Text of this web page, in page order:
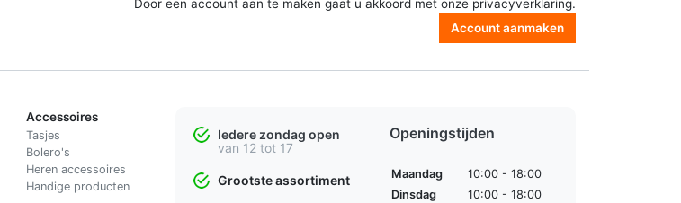
Door een account aan te maken gaat u akkoord met onze privacyverklaring.
Account aanmaken
Accessoires
Tasjes
Bolero's
Heren accessoires
Handige producten
Iedere zondag open
van 12 tot 17
Grootste assortiment
Openingstijden
Maandag
10:00 - 18:00
Dinsdag
10:00 - 18:00